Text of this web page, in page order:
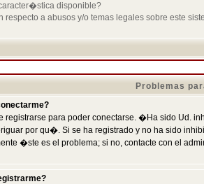
disponible?
a abusos y/o temas legales sobre este
Problemas
registrarse para poder conectarse. �Ha sido Ud.
por qu�. Si se ha registrado y no ha sido
�ste es el problema; si no, contacte con el